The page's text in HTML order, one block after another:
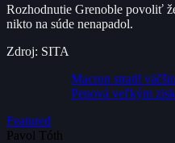
Rozhodnutie Grenoble povoliť
nikto na súde nenapadol.
Zdroj: SITA
Macron stratil
Penová veľkým
Featured
Pavol Tóth